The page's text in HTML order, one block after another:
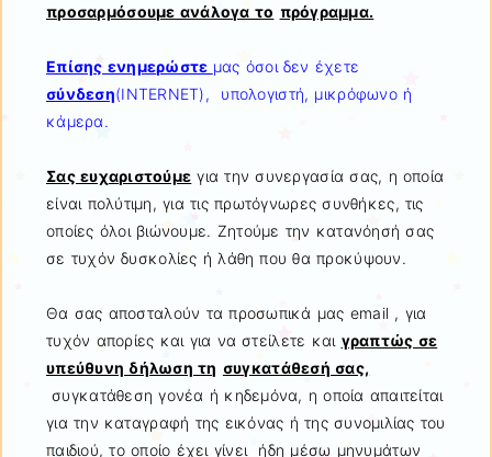
προσαρμόσουμε ανάλογα το πρόγραμμα.
Επίσης ενημερώστε μας όσοι δεν έχετε
σύνδεση(INTERNET), υπολογιστή, μικρόφωνο ή
κάμερα.
Σας ευχαριστούμε για την συνεργασία σας, η οποία
είναι πολύτιμη, για τις πρωτόγνωρες συνθήκες, τις
οποίες όλοι βιώνουμε. Ζητούμε την κατανόησή σας
σε τυχόν δυσκολίες ή λάθη που θα προκύψουν.
Θα σας αποσταλούν τα προσωπικά μας email , για
τυχόν απορίες και για να στείλετε και γραπτώς σε
υπεύθυνη δήλωση τη συγκατάθεσή σας,
συγκατάθεση γονέα ή κηδεμόνα, η οποία απαιτείται
για την καταγραφή της εικόνας ή της συνομιλίας του
παιδιού, το οποίο έχει γίνει ήδη μέσω μηνυμάτων